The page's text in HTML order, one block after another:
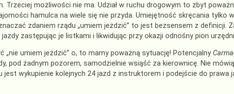
Trzeciej możliwości nie ma. Udział w ruchu drogowym to zbyt
hamulca na wiele się nie przyda. Umiejętność skręcania tylko
zdaniem rządu „umiem jeżdzić” to jest bezsensem z definicji.
zastępując je listkami i likwidując przy okazji odnośny pion
umiem jeżdzić” o, to mamy poważną sytuację! Potencjalny
pod żadnym pozorem, samodzielnie wsiąść za kierownicę. Nie
jest wykupienie kolejnych 24 jazd z instruktorem i podejście do prawa